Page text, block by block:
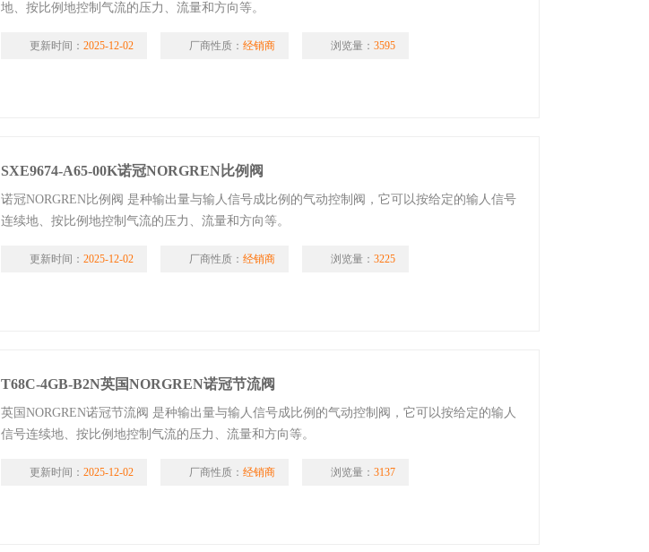
地、按比例地控制气流的压力、流量和方向等。
更新时间：2025-12-02 厂商性质：经销商 浏览量：3595
SXE9674-A65-00K诺冠NORGREN比例阀
诺冠NORGREN比例阀 是种输出量与输人信号成比例的气动控制阀，它可以按给定的输人信号
连续地、按比例地控制气流的压力、流量和方向等。
更新时间：2025-12-02 厂商性质：经销商 浏览量：3225
T68C-4GB-B2N英国NORGREN诺冠节流阀
英国NORGREN诺冠节流阀 是种输出量与输人信号成比例的气动控制阀，它可以按给定的输人
信号连续地、按比例地控制气流的压力、流量和方向等。
更新时间：2025-12-02 厂商性质：经销商 浏览量：3137